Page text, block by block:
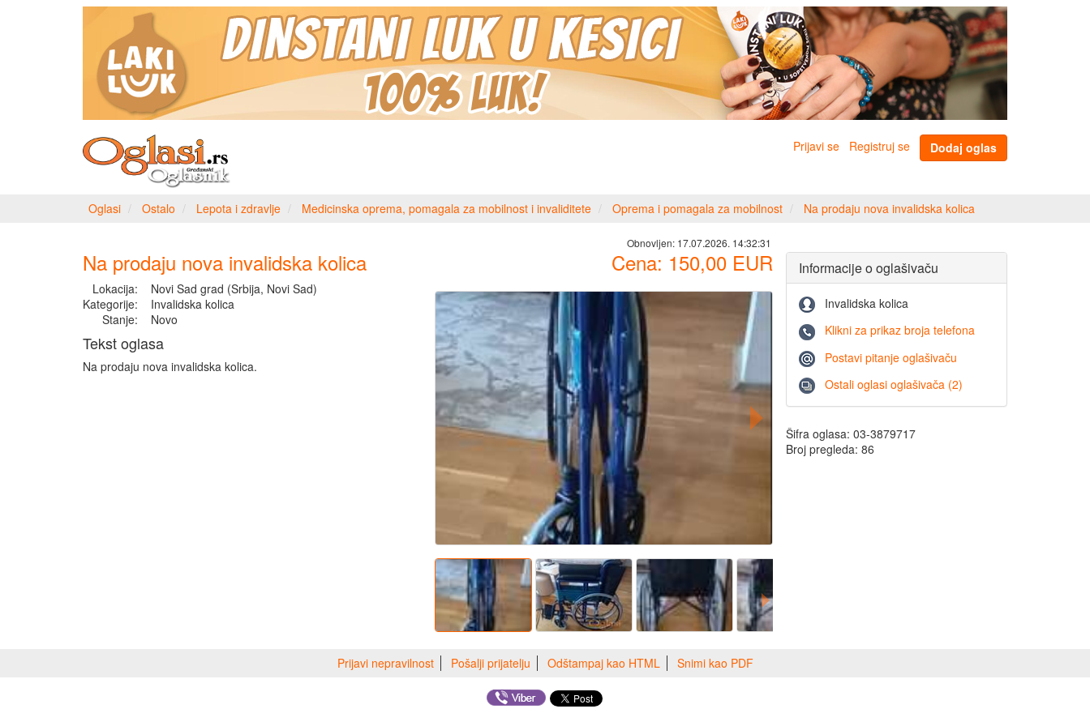
Prijavi se Registruj se Dodaj oglas
Oglasi Ostalo Lepota i zdravlje Medicinska oprema, pomagala za mobilnost i invaliditete Oprema i pomagala za mobilnost Na prodaju nova invalidska kolica
Na prodaju nova invalidska kolica
Lokacija:
Novi Sad grad (Srbija, Novi Sad)
Kategorije:
Invalidska kolica
Stanje:
Novo
Tekst oglasa
Na prodaju nova invalidska kolica.
Obnovljen: 17.07.2026. 14:32:31
Cena: 150,00 EUR Informacije o oglašivaču
Invalidska kolica
Klikni za prikaz broja telefona
Postavi pitanje oglašivaču
Ostali oglasi oglašivača (2)
Šifra oglasa: 03-3879717
Broj pregleda: 86
Prijavi nepravilnost Pošalji prijatelju Odštampaj kao HTML Snimi kao PDF